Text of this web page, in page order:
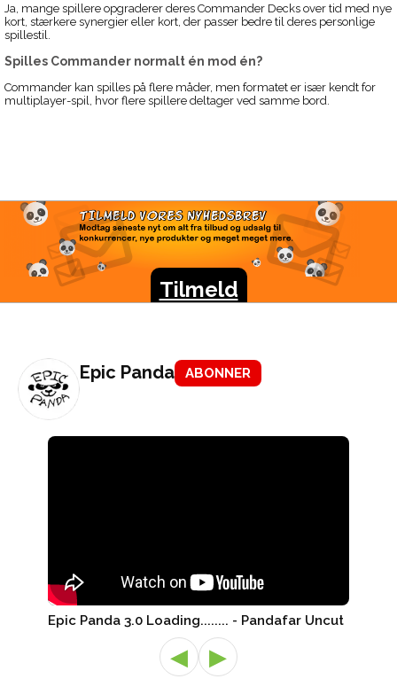
Ja, mange spillere opgraderer deres Commander Decks over tid med nye
kort, stærkere synergier eller kort, der passer bedre til deres personlige
spillestil.
Spilles Commander normalt én mod én?
Commander kan spilles på flere måder, men formatet er især kendt for
multiplayer-spil, hvor flere spillere deltager ved samme bord.
TILMELD VORES
NYHEDSBREV
Modtag seneste nyt om alt fra tilbud og udsalg til
konkurrencer, nye produkter og meget meget mere.
Tilmeld
Epic Panda ABONNER
Epic Panda 3.0 Loading........ - Pandafar Uncut
◀ ▶